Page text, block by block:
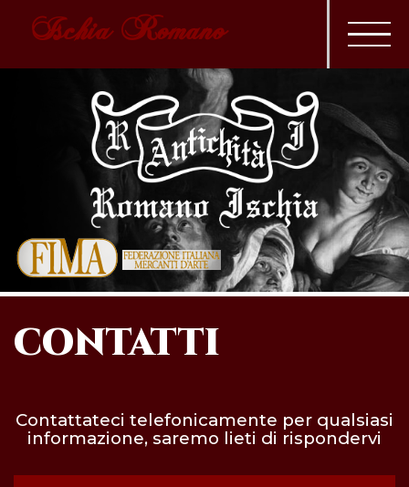
Ischia Romano
CONTATTI
Contattateci telefonicamente per qualsiasi
informazione, saremo lieti di rispondervi